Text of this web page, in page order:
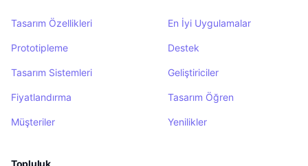
Tasarım Özellikleri
Prototipleme
Tasarım Sistemleri
Fiyatlandırma
Müşteriler
En İyi Uygulamalar
Destek
Geliştiriciler
Tasarım Öğren
Yenilikler
Topluluk